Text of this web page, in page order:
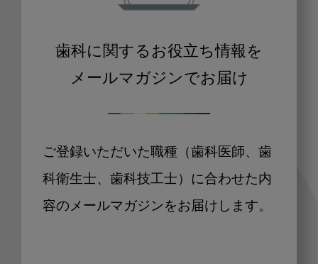
歯科に関するお役立ち情報を
メールマガジンでお届け
ご登録いただいた職種（歯科医師、歯
科衛生士、歯科技工士）に合わせた内
容のメールマガジンをお届けします。